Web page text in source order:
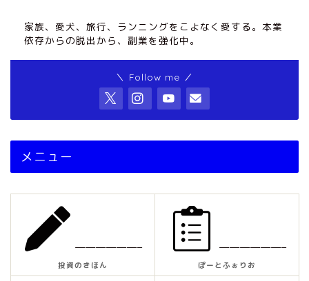
家族、愛犬、旅行、ランニングをこよなく愛する。本業
依存からの脱出から、副業を強化中。
＼ Follow me ／
メニュー
——————–
投資のきほん
——————–
ぽーとふぉりお